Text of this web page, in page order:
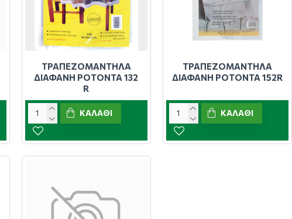
ΤΡΑΠΕΖΟΜΑΝΤΗΛΑ
ΔΙΑΦΑΝΗ ΡΟΤΟΝΤΑ 132
R
ΚΑΛΆΘΙ
ΤΡΑΠΕΖΟΜΑΝΤΗΛΑ
ΔΙΑΦΑΝΗ ΡΟΤΟΝΤΑ 152R
ΚΑΛΆΘΙ